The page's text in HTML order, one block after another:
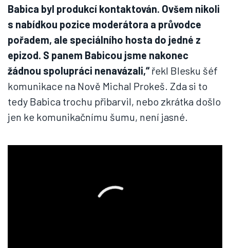
Babica byl produkcí kontaktován. Ovšem nikoli
s nabídkou pozice moderátora a průvodce
pořadem, ale speciálního hosta do jedné z
epizod. S panem Babicou jsme nakonec
žádnou spolupráci nenavázali,“řekl Blesku šéf
komunikace na Nově Michal Prokeš. Zda si to
tedy Babica trochu přibarvil, nebo zkrátka došlo
jen ke komunikačnímu šumu, není jasné.